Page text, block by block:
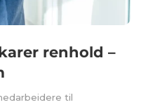
renhold –
til